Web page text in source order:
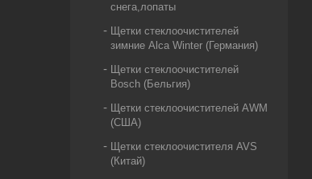
снега,лопаты
Щетки стеклоочистителей
зимние Alca Winter (Германия)
Щетки стеклоочистителей
Bosch (Бельгия)
Щетки стеклоочистителей AWM
(США)
Щетки стеклоочистителя AVS
(Китай)